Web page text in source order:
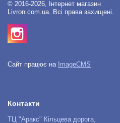
© 2016-2026, Інтернет магазин
Livron.com.ua. Всі права захищені.
Сайт працює на ImageCMS
Контакти
ТЦ "Аракс" Кільцева дорога,